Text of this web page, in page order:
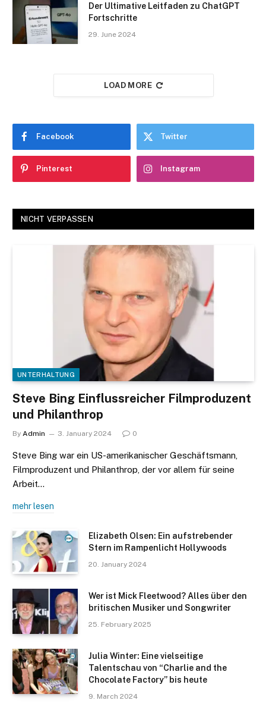
Der Ultimative Leitfaden zu ChatGPT
Fortschritte
29. June 2024
LOAD MORE
Facebook Twitter
Pinterest Instagram
NICHT VERPASSEN
UNTERHALTUNG
Steve Bing Einflussreicher Filmproduzent
und Philanthrop
By Admin 3. January 2024 0
Steve Bing war ein US-amerikanischer Geschäftsmann,
Filmproduzent und Philanthrop, der vor allem für seine
Arbeit…
mehr lesen
Elizabeth Olsen: Ein aufstrebender
Stern im Rampenlicht Hollywoods
20. January 2024
Wer ist Mick Fleetwood? Alles über den
britischen Musiker und Songwriter
25. February 2025
Julia Winter: Eine vielseitige
Talentschau von “Charlie and the
Chocolate Factory” bis heute
9. March 2024